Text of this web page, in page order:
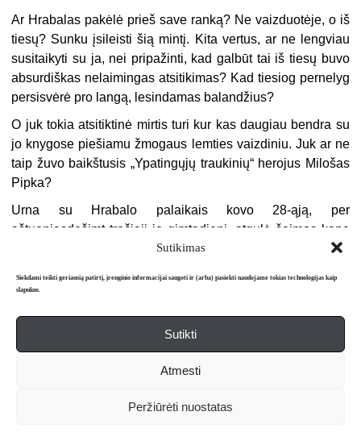
Sutikimas
Siekdami teikti geriausią patirtį, įrenginio informacijai saugoti ir (arba) pasiekti naudojame tokias technologijas kaip
slapukus.
Sutikti
Atmesti
Peržiūrėti nuostatas
Ar Hrabalas pakėlė prieš save ranką? Ne vaizduotėje, o iš
tiesų? Sunku įsileisti šią mintį. Kita vertus, ar ne lengviau
susitaikyti su ja, nei pripažinti, kad galbūt tai iš tiesų buvo
absurdiškas nelaimingas atsitikimas? Kad tiesiog pernelyg
persisvėrė pro langą, lesindamas balandžius?
O juk tokia atsitiktinė mirtis turi kur kas daugiau bendra su
jo knygose piešiamu žmogaus lemties vaizdiniu. Juk ar ne
taip žuvo baikštusis „Ypatingųjų traukinių“ herojus Milošas
Pipka?
Urna su Hrabalo palaikais kovo 28-ąją, per
aštuoniasdešimt trečiąjį jo gimtadienį, atgulė šeimos kape
Hradištko kapinėse netoli Kersko, šalia motinos, brolio ir
„Ir ką, baigta? – svarsčiau stovėdamas prie to kapo. – Ar
čia, po tuo žvyru, viskas ir pasibaigė? Istorijos apie dėdę
Pepiną, jaunutės vedėjo žmonos iškyla ant Nymburko
kamino, antspaudai ant Zdeničkos Šventosios užpakalio ir
mažieji makulatūros pakuotojo Hantios šedevrai? Ar čia